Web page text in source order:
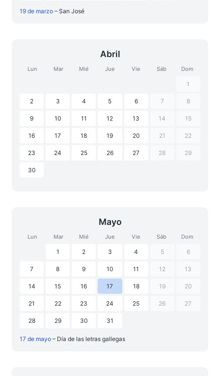
19 de marzo – San José
Abril
Lun Mar Mié Jue Vie Sáb Dom
1
2 3 4 5 6 7 8
9 10 11 12 13 14 15
16 17 18 19 20 21 22
23 24 25 26 27 28 29
30
Mayo
Lun Mar Mié Jue Vie Sáb Dom
1 2 3 4 5 6
7 8 9 10 11 12 13
14 15 16 17 18 19 20
21 22 23 24 25 26 27
28 29 30 31
17 de mayo – Día de las letras gallegas